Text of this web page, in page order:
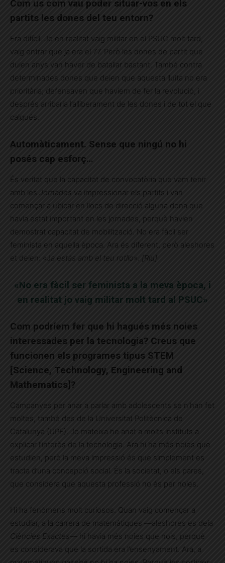
Com us com vau poder situar-vos en els
partits les dones del teu entorn?
Era difícil. Jo en realitat vaig militar en el PSUC molt tard,
vaig entrar que ja era el 77. Però les dones de partit que
duien anys van haver de batallar bastant. També contra
determinades dones que deien que aquesta lluita no era
prioritària; defensaven que havíem de fer la revolució, i
després arribaria l’alliberament de les dones i de tot el que
calgués.
Automàticament. Sense que ningú no hi
posés cap esforç…
És veritat que la capacitat de convocatòria que vam tenir
amb les Jornades va impressionar els partits i van
començar a ubicar en llocs de direcció alguna dona que
havia estat important en les jornades, perquè havien
demostrat capacitat de mobilització. No era fàcil ser
feminista en aquella època. Ara és diferent, però aleshores
et deien: «J a estàs amb el teu rotllo». [Riu]
«No era fàcil ser feminista a la meva època, i
en realitat jo vaig militar molt tard al PSUC»
Com podríem fer que hi hagués més noies
interessades per la tecnologia? Creus que
funcionen els programes tipus STEM
[Science, Technology, Engineering and
Mathematics]?
Campanyes per anar a parlar amb adolescents se n’han fet
moltes, també des de la Universitat Politècnica de
Catalunya (UPF). Jo mateixa he anat a molts instituts a
explicar l’interès de la tecnologia. Ara hi ha més noies que
estudien, però la meva impressió és que simplement es
tracta d’una concepció social. És la societat, o els pares,
que considera que aquesta professió no és per noies.
Hi ha fenòmens molt curiosos. Quan vaig començar a
estudiar, a la carrera de matemàtiques —aleshores es deia
Ciències Exactes— hi havia més noies que nois, perquè
es considerava que la sortida era l’ensenyament. Ara, a